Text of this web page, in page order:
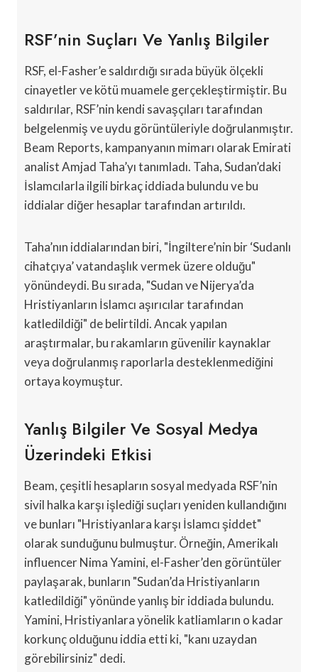
RSF’nin Suçları Ve Yanlış Bilgiler
RSF, el-Fasher’e saldırdığı sırada büyük ölçekli
cinayetler ve kötü muamele gerçekleştirmiştir. Bu
saldırılar, RSF’nin kendi savaşçıları tarafından
belgelenmiş ve uydu görüntüleriyle doğrulanmıştır.
Beam Reports, kampanyanın mimarı olarak Emirati
analist Amjad Taha’yı tanımladı. Taha, Sudan’daki
İslamcılarla ilgili birkaç iddiada bulundu ve bu
iddialar diğer hesaplar tarafından artırıldı.
Taha’nın iddialarından biri, "İngiltere’nin bir ‘Sudanlı
cihatçıya’ vatandaşlık vermek üzere olduğu"
yönündeydi. Bu sırada, "Sudan ve Nijerya’da
Hristiyanların İslamcı aşırıcılar tarafından
katledildiği" de belirtildi. Ancak yapılan
araştırmalar, bu rakamların güvenilir kaynaklar
veya doğrulanmış raporlarla desteklenmediğini
ortaya koymuştur.
Yanlış Bilgiler Ve Sosyal Medya
Üzerindeki Etkisi
Beam, çeşitli hesapların sosyal medyada RSF’nin
sivil halka karşı işlediği suçları yeniden kullandığını
ve bunları "Hristiyanlara karşı İslamcı şiddet"
olarak sunduğunu bulmuştur. Örneğin, Amerikalı
influencer Nima Yamini, el-Fasher’den görüntüler
paylaşarak, bunların "Sudan’da Hristiyanların
katledildiği" yönünde yanlış bir iddiada bulundu.
Yamini, Hristiyanlara yönelik katliamların o kadar
korkunç olduğunu iddia etti ki, "kanı uzaydan
görebilirsiniz" dedi.